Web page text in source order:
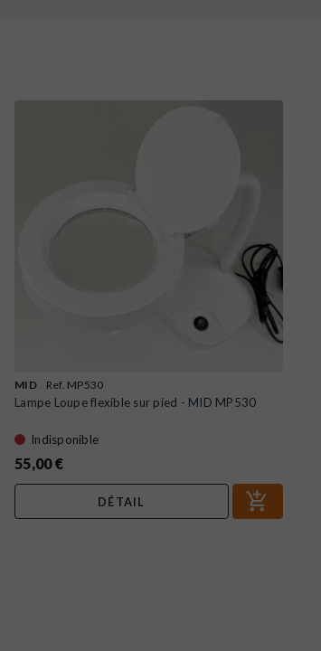
MID Ref. MP530
Lampe Loupe flexible sur pied - MID MP530
Indisponible
55,00 €
DÉTAIL